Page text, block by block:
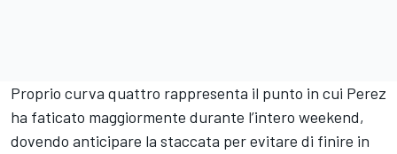
Proprio curva quattro rappresenta il punto in cui Perez
ha faticato maggiormente durante l’intero weekend,
dovendo anticipare la staccata per evitare di finire in